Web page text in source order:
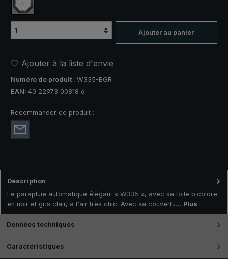
gris clair / noir
Ajouter au panier
Ajouter à la liste d'envie
Numéro de produit : W335-BGR
EAN: 40 22973 00818 6
Recommander ce produit :
Description
Le parapluie automatique élégant « W335 », avec sa toile bicolore
en noir et gris clair, a l'air très chic. Avec sa couvertu… Plus
Données techniques
Caractéristiques